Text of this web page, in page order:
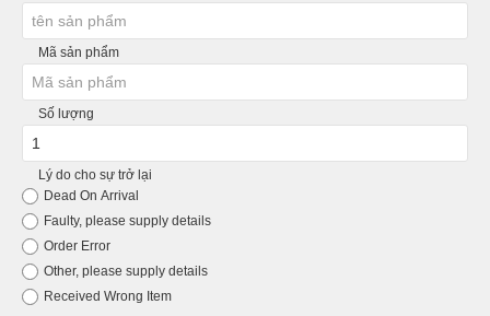
Mã sản phẩm
Số lượng
Lý do cho sự trở lại
Dead On Arrival
Faulty, please supply details
Order Error
Other, please supply details
Received Wrong Item